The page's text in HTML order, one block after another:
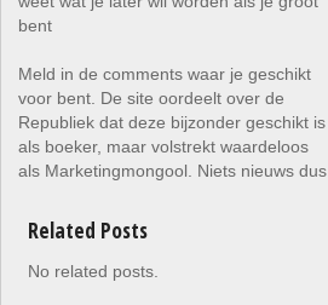
bent
Meld in de comments waar je geschikt
voor bent. De site oordeelt over de
Republiek dat deze bijzonder geschikt is
als boeker, maar volstrekt waardeloos
als Marketingmongool. Niets nieuws dus
Related Posts
No related posts.